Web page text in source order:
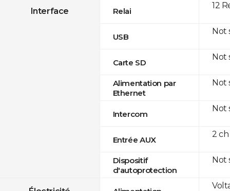
Interface Relai
USB
Carte SD
Alimentation par
Ethernet
Intercom
Entrée AUX
Dispositif
d'autoprotection
12
Not
Not
Not
Not
2
Not